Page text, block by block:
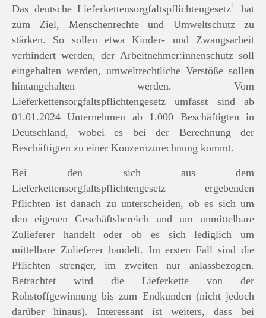
Das deutsche Lieferkettensorgfaltspflichtengesetz1
hat
zum Ziel, Menschenrechte und Umweltschutz zu
stärken. So sollen etwa Kinder- und Zwangsarbeit
verhindert werden, der Arbeitnehmer:innenschutz soll
eingehalten werden, umweltrechtliche Verstöße sollen
hintangehalten werden. Vom
Lieferkettensorgfaltspflichtengesetz umfasst sind ab
01.01.2024 Unternehmen ab 1.000 Beschäftigten in
Deutschland, wobei es bei der Berechnung der
Beschäftigten zu einer Konzernzurechnung kommt.
Bei den sich aus dem
Lieferkettensorgfaltspflichtengesetz ergebenden
Pflichten ist danach zu unterscheiden, ob es sich um
den eigenen Geschäftsbereich und um unmittelbare
Zulieferer handelt oder ob es sich lediglich um
mittelbare Zulieferer handelt. Im ersten Fall sind die
Pflichten strenger, im zweiten nur anlassbezogen.
Betrachtet wird die Lieferkette von der
Rohstoffgewinnung bis zum Endkunden (nicht jedoch
darüber hinaus). Interessant ist weiters, dass bei